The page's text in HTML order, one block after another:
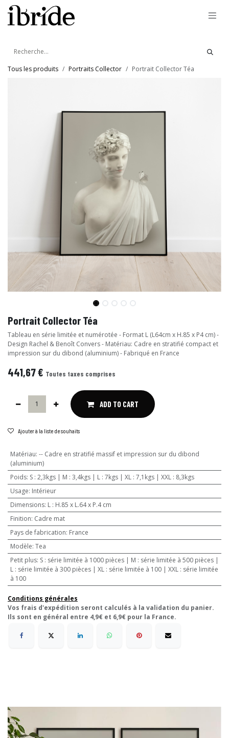
Se rendre au contenu
Tous les produits Portraits Collector Portrait Collector Téa
Portrait Collector Téa
Tableau en série limitée et numérotée - Format L (L64cm x H.85 x P4 cm) -
Design Rachel & Benoît Convers - Matériau: Cadre en stratifié compact et
impression sur du dibond (aluminium) - Fabriqué en France
441,67€ Toutes taxes comprises
ADD TO CART
Ajouter à la liste de souhaits
Matériau: -- Cadre en stratifié massif et impression sur du dibond
(aluminium)
Poids: S : 2,3kgs | M : 3,4kgs | L : 7kgs | XL : 7,1kgs | XXL : 8,3kgs
Usage: Intérieur
Dimensions: L : H.85 x L.64 x P.4 cm
Finition: Cadre mat
Pays de fabrication: France
Modèle: Tea
Petit plus: S : série limitée à 1000 pièces | M : série limitée à 500 pièces |
L : série limitée à 300 pièces | XL : série limitée à 100 | XXL : série limitée
à 100
Conditions générales
Vos frais d'expédition seront calculés à la validation du panier.
Ils sont en général entre 4,9€ et 6,9€ pour la France.